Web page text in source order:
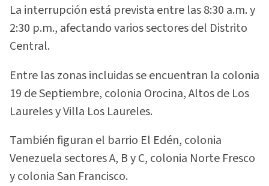
La interrupción está prevista entre las 8:30 a.m. y
2:30 p.m., afectando varios sectores del Distrito
Central.
Entre las zonas incluidas se encuentran la colonia
19 de Septiembre, colonia Orocina, Altos de Los
Laureles y Villa Los Laureles.
También figuran el barrio El Edén, colonia
Venezuela sectores A, B y C, colonia Norte Fresco
y colonia San Francisco.